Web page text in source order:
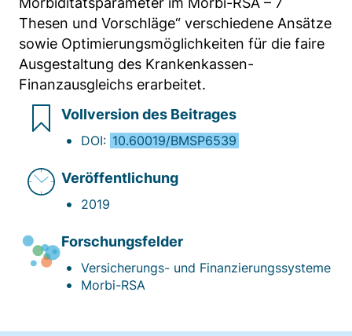
Thesen und Vorschläge“ verschiedene Ansätze
sowie Optimierungsmöglichkeiten für die faire
Ausgestaltung des Krankenkassen-
Finanzausgleichs erarbeitet.
Vollversion des Beitrages
DOI: 10.60019/BMSP6539
Veröffentlichung
2019
Forschungsfelder
Versicherungs- und Finanzierungssysteme
Morbi-RSA
Cookie Laufzeit:
Sitzung
TRACKING
Wir werten das Nutzerverhalten mit
Matomo aus.
Matomo SessionID
Name:
Anbieter:
Matomo